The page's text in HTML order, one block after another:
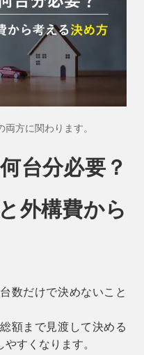
方に関わります。
台分必要？
外構費から
数だけで決めないこと
額まで見渡して決める
すくなります。
18時